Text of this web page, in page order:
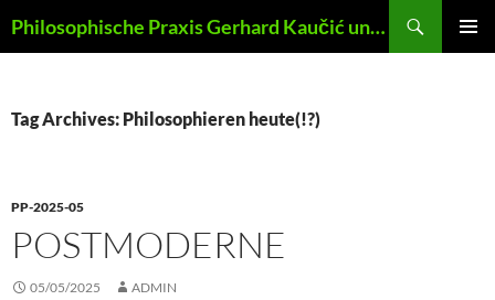
to
Philosophische Praxis Gerhard Kaučić und Anna Lydia Huber
Tag Archives: Philosophieren heute(!?)
PP-2025-05
POSTMODERNE
05/05/2025 ADMIN